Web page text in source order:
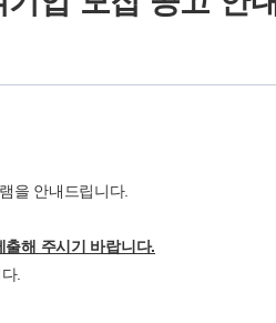
을 안내드립니다.
해 주시기 바랍니다.
.